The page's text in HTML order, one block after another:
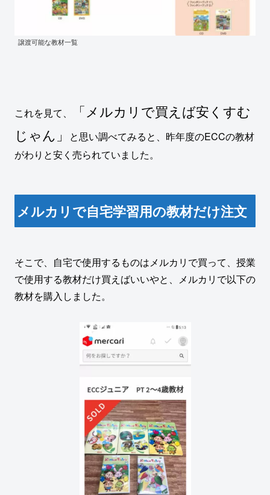
譲渡可能な教材一覧
これを見て、
「メルカリで買えば安くすむ
じゃん」
と思い調べてみると、昨年度のECCの教材
がわりと安く売られていました。
メルカリで自宅学習用の教材だけ注文
そこで、自宅で使用するものはメルカリで買って、授業
で使用する教材だけ買えばいいやと、メルカリで以下の
教材を購入しました。